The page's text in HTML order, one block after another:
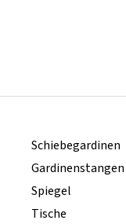
Schiebegardinen
Gardinenstangen
Spiegel
Tische